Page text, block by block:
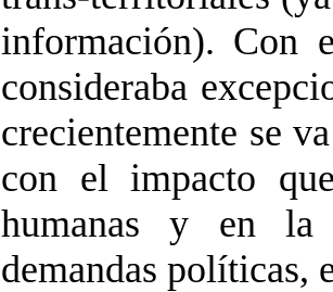
información). Con
consideraba
crecientemente se
con el impacto
humanas y en la
demandas políticas,